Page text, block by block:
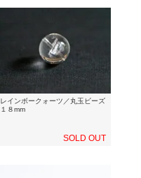
レインボークォーツ／丸玉ビーズ
１８mm
SOLD OUT